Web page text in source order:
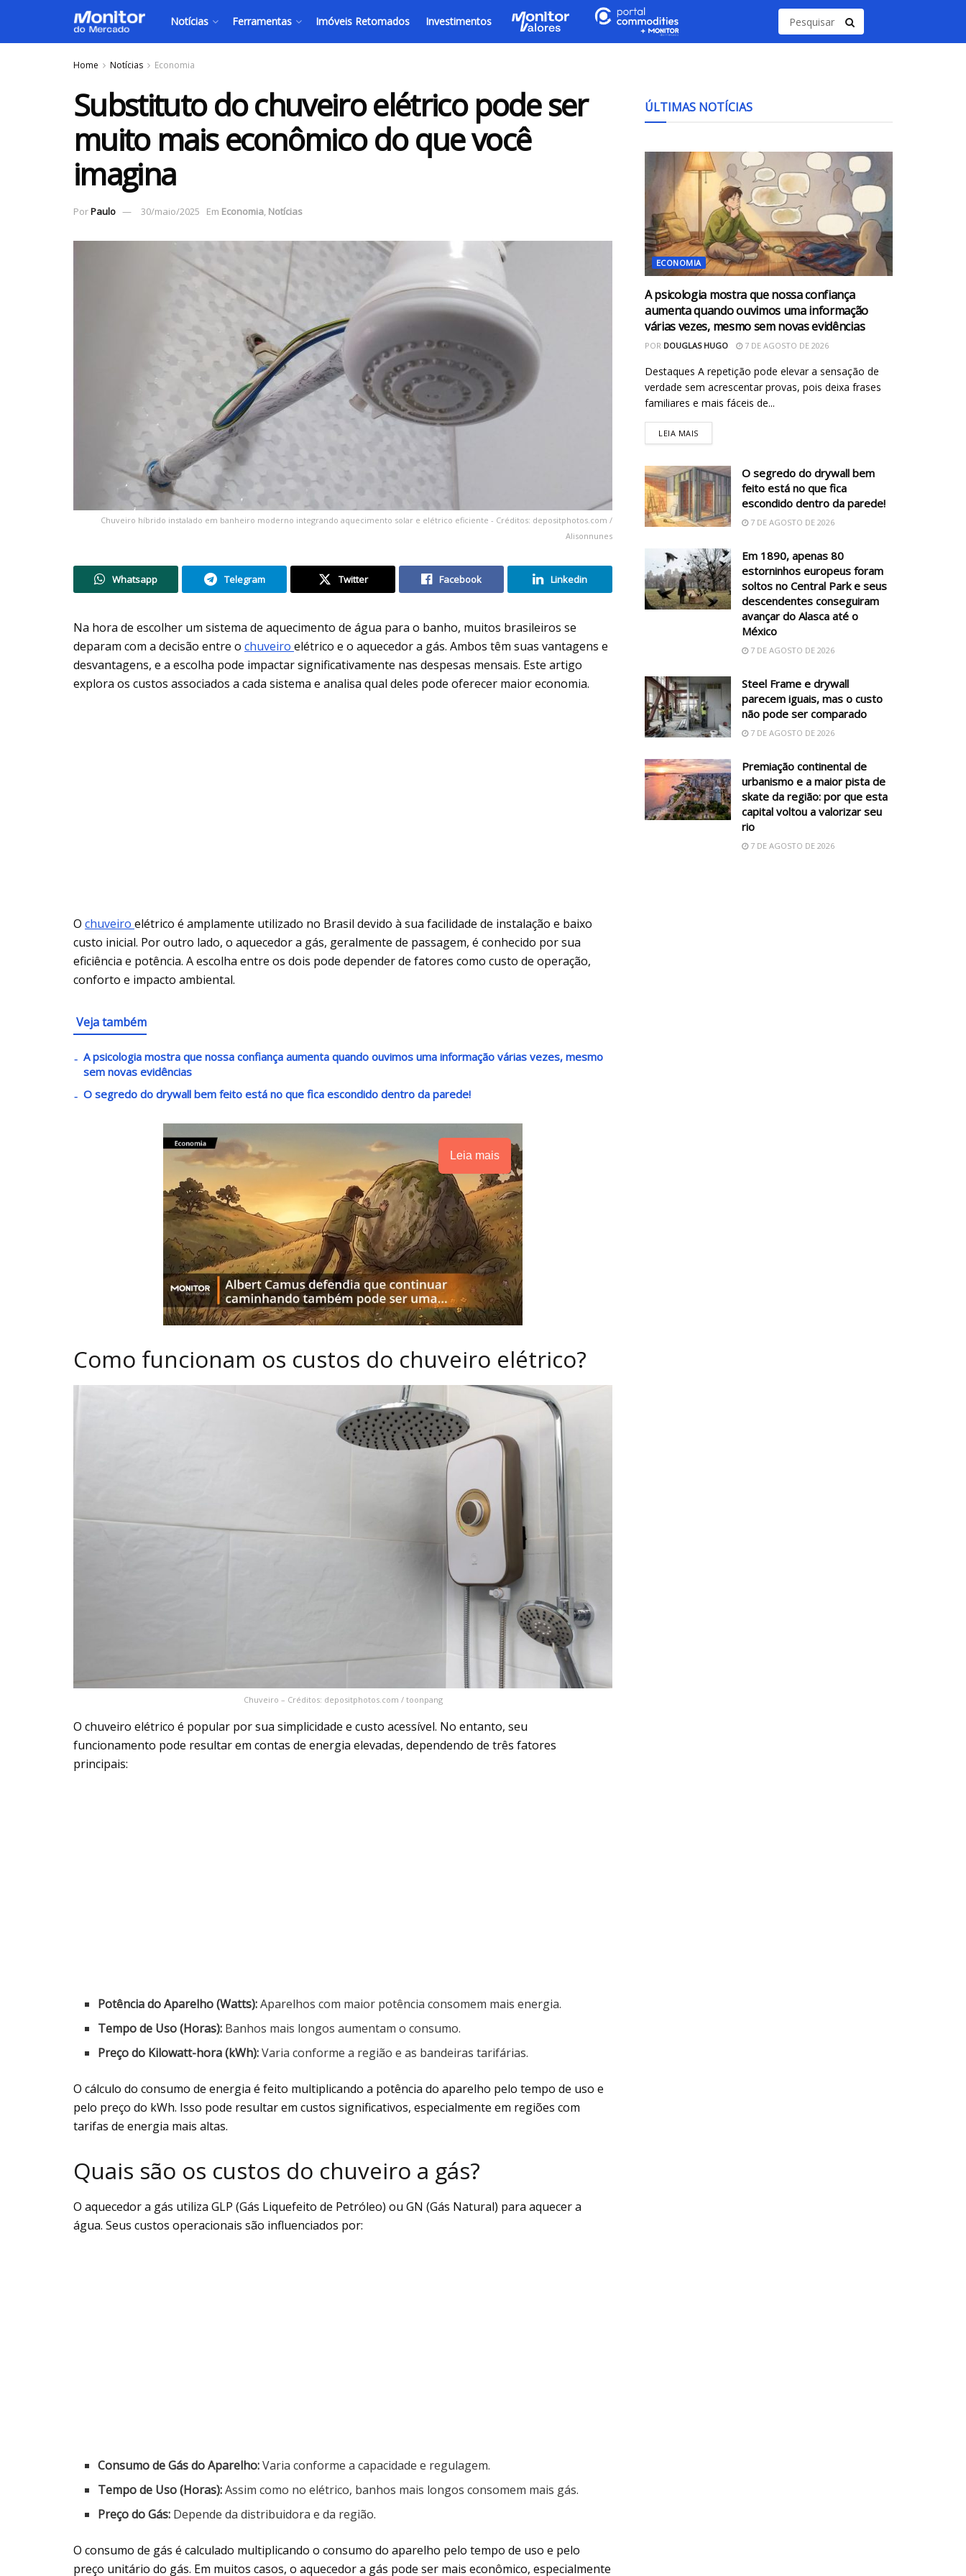
Notícias Ferramentas Imóveis Retomados Investimentos
Home Notícias Economia
Substituto do chuveiro elétrico pode ser
muito mais econômico do que você
imagina
PorPaulo 30/maio/2025 Em Economia, Notícias
Chuveiro híbrido instalado em banheiro moderno integrando aquecimento solar e elétrico eficiente - Créditos: depositphotos.com /
Alisonnunes
Whatsapp Telegram Twitter Facebook Linkedin
Na hora de escolher um sistema de aquecimento de água para o banho, muitos brasileiros se
deparam com a decisão entre o chuveiro elétrico e o aquecedor a gás. Ambos têm suas vantagens e
desvantagens, e a escolha pode impactar significativamente nas despesas mensais. Este artigo
explora os custos associados a cada sistema e analisa qual deles pode oferecer maior economia.
O chuveiro elétrico é amplamente utilizado no Brasil devido à sua facilidade de instalação e baixo
custo inicial. Por outro lado, o aquecedor a gás, geralmente de passagem, é conhecido por sua
eficiência e potência. A escolha entre os dois pode depender de fatores como custo de operação,
conforto e impacto ambiental.
Veja também
A psicologia mostra que nossa confiança aumenta quando ouvimos uma informação várias vezes, mesmo
sem novas evidências
O segredo do drywall bem feito está no que fica escondido dentro da parede!
Leia mais
Como funcionam os custos do chuveiro elétrico?
Chuveiro – Créditos: depositphotos.com / toonpang
O chuveiro elétrico é popular por sua simplicidade e custo acessível. No entanto, seu
funcionamento pode resultar em contas de energia elevadas, dependendo de três fatores
principais:
Potência do Aparelho (Watts):Aparelhos com maior potência consomem mais energia.
Tempo de Uso (Horas): Banhos mais longos aumentam o consumo.
Preço do Kilowatt-hora (kWh):Varia conforme a região e as bandeiras tarifárias.
O cálculo do consumo de energia é feito multiplicando a potência do aparelho pelo tempo de uso e
pelo preço do kWh. Isso pode resultar em custos significativos, especialmente em regiões com
tarifas de energia mais altas.
Quais são os custos do chuveiro a gás?
O aquecedor a gás utiliza GLP (Gás Liquefeito de Petróleo) ou GN (Gás Natural) para aquecer a
água. Seus custos operacionais são influenciados por:
Consumo de Gás do Aparelho:Varia conforme a capacidade e regulagem.
Tempo de Uso (Horas):Assim como no elétrico, banhos mais longos consomem mais gás.
Preço do Gás: Depende da distribuidora e da região.
O consumo de gás é calculado multiplicando o consumo do aparelho pelo tempo de uso e pelo
preço unitário do gás. Em muitos casos, o aquecedor a gás pode ser mais econômico, especialmente
ÚLTIMAS NOTÍCIAS
ECONOMIA
A psicologia mostra que nossa confiança
aumenta quando ouvimos uma informação
várias vezes, mesmo sem novas evidências
POR DOUGLAS HUGO 7 DE AGOSTO DE 2026
Destaques A repetição pode elevar a sensação de
verdade sem acrescentar provas, pois deixa frases
familiares e mais fáceis de...
LEIA MAIS
O segredo do drywall bem
feito está no que fica
escondido dentro da parede!
7 DE AGOSTO DE 2026
Em 1890, apenas 80
estorninhos europeus foram
soltos no Central Park e seus
descendentes conseguiram
avançar do Alasca até o
México
7 DE AGOSTO DE 2026
Steel Frame e drywall
parecem iguais, mas o custo
não pode ser comparado
7 DE AGOSTO DE 2026
Premiação continental de
urbanismo e a maior pista de
skate da região: por que esta
capital voltou a valorizar seu
rio
7 DE AGOSTO DE 2026